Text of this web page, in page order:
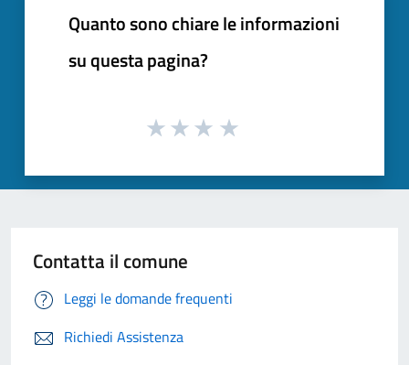
Quanto sono chiare le informazioni
su questa pagina?
Contatta il comune
Leggi le domande frequenti
Richiedi Assistenza